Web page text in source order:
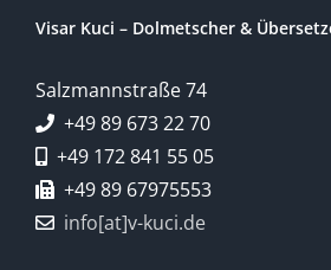
+49 89 673 22 70
+49 172 841 55 05
+49 89 67975553
info[at]v-kuci.de